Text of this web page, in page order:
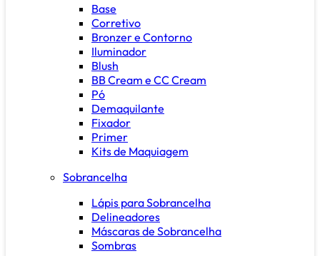
Base
Corretivo
Bronzer e Contorno
Iluminador
Blush
BB Cream e CC Cream
Pó
Demaquilante
Fixador
Primer
Kits de Maquiagem
Sobrancelha
Lápis para Sobrancelha
Delineadores
Máscaras de Sobrancelha
Sombras